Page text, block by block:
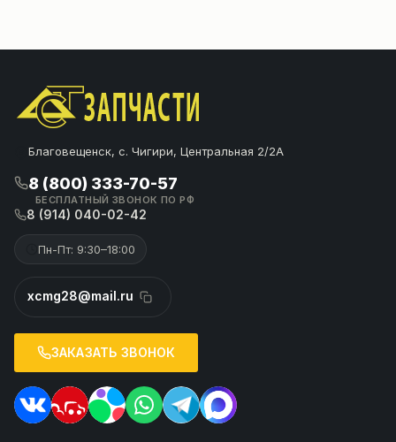
Благовещенск, с. Чигири, Центральная 2/2А
8 (800) 333-70-57
БЕСПЛАТНЫЙ ЗВОНОК ПО РФ
8 (914) 040-02-42
Пн-Пт: 9:30–18:00
xcmg28@mail.ru
ЗАКАЗАТЬ ЗВОНОК